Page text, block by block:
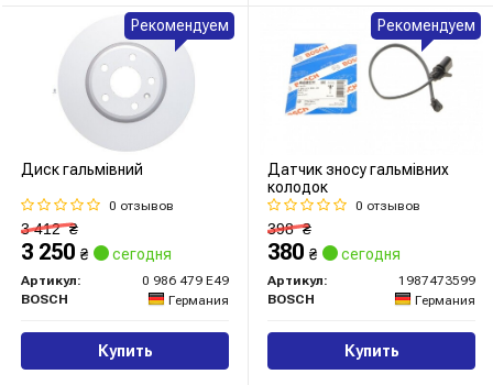
Диск гальмівний
0 отзывов
3 412₴
3 250 ₴ сегодня
Артикул:
0 986 479 E49
BOSCH
Германия
Купить
Рекомендуем
Датчик зносу гальмівних
колодок
0 отзывов
398₴
380 ₴ сегодня
Артикул:
1987473599
BOSCH
Германия
Купить
Рекомендуем